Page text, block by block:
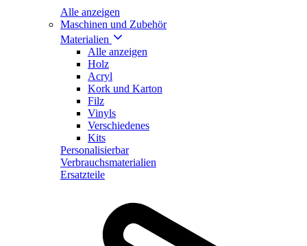
Alle anzeigen
Maschinen und Zubehör
Materialien
Alle anzeigen
Holz
Acryl
Kork und Karton
Filz
Vinyls
Verschiedenes
Kits
Personalisierbar
Verbrauchsmaterialien
Ersatzteile